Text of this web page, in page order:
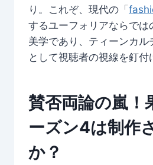
り。これぞ、現代の「
するユーフォリアならでは
美学であり、ティーンカル
として視聴者の視線を釘付
賛否両論の嵐！
ーズン4は制作
か？